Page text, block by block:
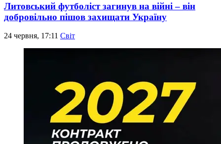
Литовський футболіст загинув на війні – він
добровільно пішов захищати Україну
24 червня, 17:11 Світ